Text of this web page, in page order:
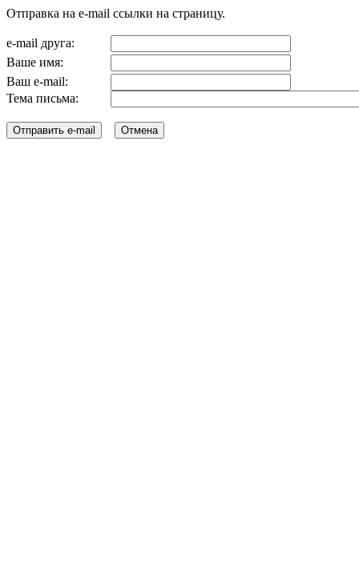
Отправка на e-mail ссылки на страницу.
e-mail друга:
Ваше имя:
Ваш e-mail:
Тема письма: